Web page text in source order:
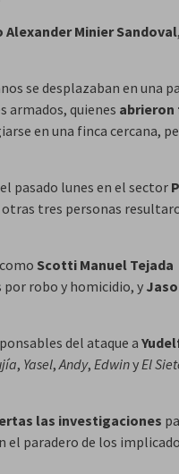
Alexander Minier Sandoval
se desplazaban en una
armados, quienes abrieron
en una finca cercana,
pasado lunes en el sector
otras tres personas
Scotti Manuel Tejada
por robo y homicidio, y
del ataque a
, Yasel, Andy, Edwiny El
las investigaciones
el paradero de los